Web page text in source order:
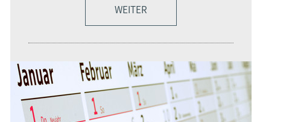
WEITER